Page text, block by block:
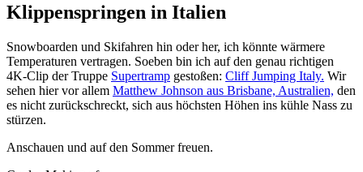
Klippenspringen in Italien
Snowboarden und Skifahren hin oder her, ich könnte wärmere
Temperaturen vertragen. Soeben bin ich auf den genau richtigen
4K-Clip der Truppe Supertramp gestoßen: Cliff Jumping Italy. Wir
sehen hier vor allem Matthew Johnson aus Brisbane, Australien, den
es nicht zurückschreckt, sich aus höchsten Höhen ins kühle Nass zu
stürzen.
Anschauen und auf den Sommer freuen.